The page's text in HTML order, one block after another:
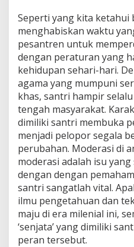
Seperti yang kita ketahui
menghabiskan waktu
pesantren untuk
dengan peraturan yang
kehidupan sehari-hari.
agama yang mumpuni
khas, santri hampir
tengah masyarakat.
dimiliki santri membuka
menjadi pelopor segala
perubahan. Moderasi di
moderasi adalah isu
dengan dengan
santri sangatlah vital.
ilmu pengetahuan dan
maju di era milenial ini,
‘senjata’ yang dimiliki
peran tersebut.